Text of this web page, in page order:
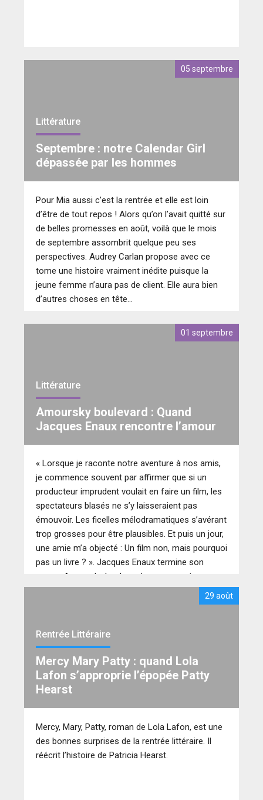
05 septembre
Littérature
Septembre : notre Calendar Girl
dépassée par les hommes
Pour Mia aussi c’est la rentrée et elle est loin
d’être de tout repos ! Alors qu’on l’avait quitté sur
de belles promesses en août, voilà que le mois
de septembre assombrit quelque peu ses
perspectives. Audrey Carlan propose avec ce
tome une histoire vraiment inédite puisque la
jeune femme n’aura pas de client. Elle aura bien
d’autres choses en tête…
01 septembre
Littérature
Amoursky boulevard : Quand
Jacques Enaux rencontre l’amour
« Lorsque je raconte notre aventure à nos amis,
je commence souvent par affirmer que si un
producteur imprudent voulait en faire un film, les
spectateurs blasés ne s’y laisseraient pas
émouvoir. Les ficelles mélodramatiques s’avérant
trop grosses pour être plausibles. Et puis un jour,
une amie m’a objecté : Un film non, mais pourquoi
pas un livre ? ». Jacques Enaux termine son
roman Amoursky boulevard par ses mots
comme pour prévenir son lectorat. L’histoire qu’il
raconte est en effet la sienne et les éditions de la
Ce conducteur de train dévoile une épopée
incroyablement drôle et romantique comme pour
nous rappeler que les contes de fées peuvent
exister.
29 août
Rentrée Littéraire
Mercy Mary Patty : quand Lola
Lafon s’approprie l’épopée Patty
Hearst
Mercy, Mary, Patty, roman de Lola Lafon, est une
des bonnes surprises de la rentrée littéraire. Il
réécrit l’histoire de Patricia Hearst.